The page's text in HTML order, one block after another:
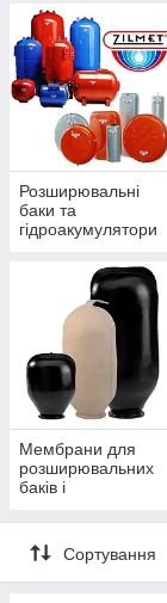
Розширювальні
баки та
гідроакумулятори
Мембрани для
розширювальних
баків і
Сортування